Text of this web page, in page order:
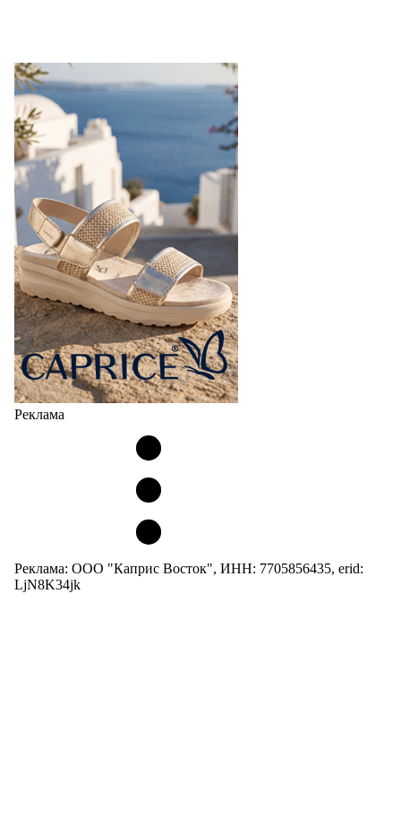
Реклама
Реклама: ООО "Каприс Восток", ИНН: 7705856435, erid:
LjN8K34jk